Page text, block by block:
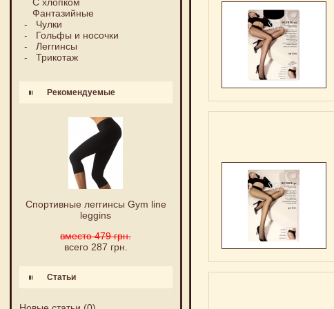
Фантазийные
- Чулки
- Гольфы и носочки
- Леггинсы
- Трикотаж
Рекомендуемые
Спортивные леггинсы Gym line
leggins
вместо 479 грн.
всего 287 грн.
Статьи